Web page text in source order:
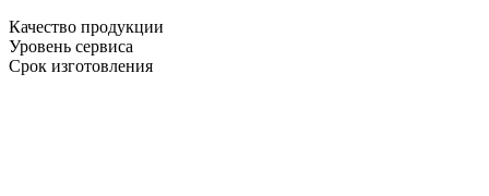
Качество продукции
Уровень сервиса
Срок изготовления